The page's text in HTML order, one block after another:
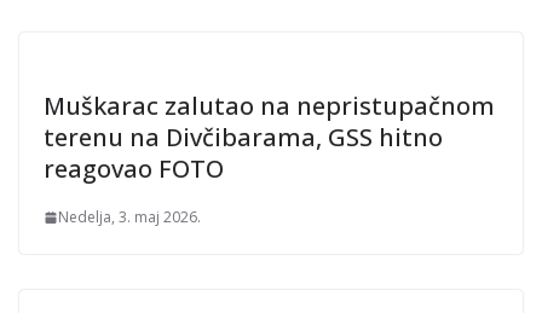
Muškarac zalutao na nepristupačnom
terenu na Divčibarama, GSS hitno
reagovao FOTO
Nedelja, 3. maj 2026.